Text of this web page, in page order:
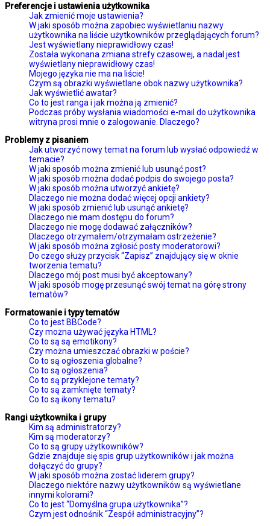
Preferencje i ustawienia użytkownika
Jak zmienić moje ustawienia?
W jaki sposób można zapobiec wyświetlaniu nazwy
użytkownika na liście użytkowników przeglądających forum?
Jest wyświetlany nieprawidłowy czas!
Została wykonana zmiana strefy czasowej, a nadal jest
wyświetlany nieprawidłowy czas!
Mojego języka nie ma na liście!
Czym są obrazki wyświetlane obok nazwy użytkownika?
Jak wyświetlić awatar?
Co to jest ranga i jak można ją zmienić?
Podczas próby wysłania wiadomości e-mail do użytkownika
witryna prosi mnie o zalogowanie. Dlaczego?
Problemy z pisaniem
Jak utworzyć nowy temat na forum lub wysłać odpowiedź w
temacie?
W jaki sposób można zmienić lub usunąć post?
W jaki sposób można dodać podpis do swojego posta?
W jaki sposób można utworzyć ankietę?
Dlaczego nie można dodać więcej opcji ankiety?
W jaki sposób zmienić lub usunąć ankietę?
Dlaczego nie mam dostępu do forum?
Dlaczego nie mogę dodawać załączników?
Dlaczego otrzymałem/otrzymałam ostrzeżenie?
W jaki sposób można zgłosić posty moderatorowi?
Do czego służy przycisk “Zapisz” znajdujący się w oknie
tworzenia tematu?
Dlaczego mój post musi być akceptowany?
W jaki sposób mogę przesunąć swój temat na górę strony
tematów?
Formatowanie i typy tematów
Co to jest BBCode?
Czy można używać języka HTML?
Co to są są emotikony?
Czy można umieszczać obrazki w poście?
Co to są ogłoszenia globalne?
Co to są ogłoszenia?
Co to są przyklejone tematy?
Co to są zamknięte tematy?
Co to są ikony tematu?
Rangi użytkownika i grupy
Kim są administratorzy?
Kim są moderatorzy?
Co to są grupy użytkowników?
Gdzie znajduje się spis grup użytkowników i jak można
dołączyć do grupy?
W jaki sposób można zostać liderem grupy?
Dlaczego niektóre nazwy użytkowników są wyświetlane
innymi kolorami?
Co to jest “Domyślna grupa użytkownika”?
Czym jest odnośnik “Zespół administracyjny”?